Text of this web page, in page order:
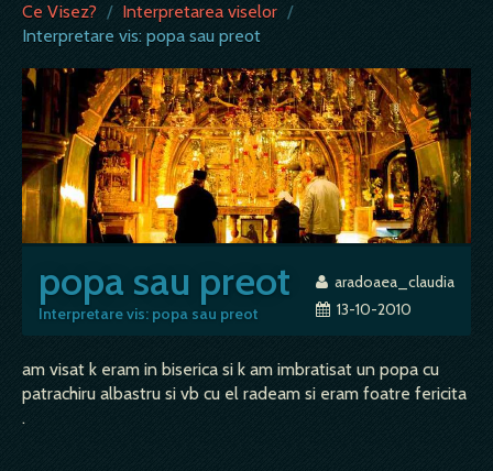
Ce Visez? / Interpretarea viselor /
Interpretare vis: popa sau preot
popa sau preot
Interpretare vis: popa sau preot
aradoaea_claudia
13-10-2010
am visat k eram in biserica si k am imbratisat un popa cu
patrachiru albastru si vb cu el radeam si eram foatre fericita
.